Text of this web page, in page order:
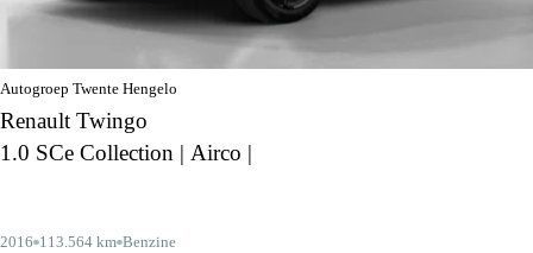
Autogroep Twente Hengelo
Renault Twingo
1.0 SCe Collection | Airco |
2016 113.564 km Benzine